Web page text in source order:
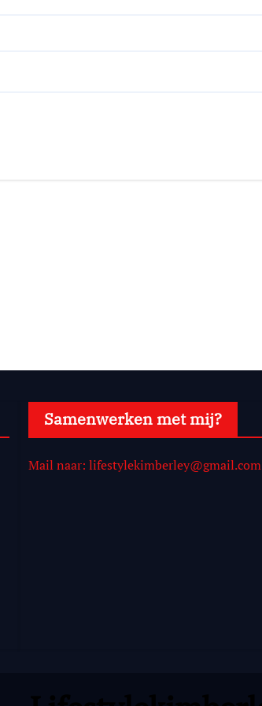
Samenwerken met mij?
Mail naar: lifestylekimberley@gmail.com